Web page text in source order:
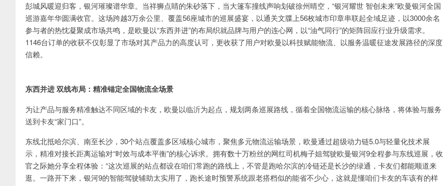
彭城风暖迎归客，银河璀璨谱华章。当祥狮点睛的朱砂落下，当大篷车撞线声响划破徐州晴空，“银河耀世 智创未来”欧曼银河全国
巡游嘉年华圆满收官。这场跨越3万余公里、覆盖56座城市的巡展盛宴，以通关文牒上56枚城市印章串联起全域足迹，以3000余名
参与者的热忱凝聚成市场共鸣，是欧曼以“东西并进”的布局织就品牌与用户的连心网，以“油气同行”的矩阵回应行业升级需求。
1146台订单的收获不仅彰显了市场对其产品力的高度认可，更收获了用户对欧曼以科技赋能物流、以服务温暖征途发展路径的深度
信赖。
东西并进 双线布局：精准锚定全国物流全场景
为让产品与服务精准触达不同区域的卡友，欧曼以临沂为起点，规划两条巡展路线，循着全国物流运输的核心脉络，将体验与服务
送到卡友“家门口”。
东线北抵哈尔滨、南至长沙，30个站点覆盖多区域核心城市，聚焦多元物流运输场景，欧曼通过超级动力链5.0与轻量化技术展
示，精准对接长距离运输对“时效与成本平衡”的核心诉求。拥有数十万粉丝的网红司机梅子姐驾驶欧曼银河9全程参与东线巡展，收
官之际她分享全程体验：“这次巡展的站点都设在咱们常跑的路线上，不管是跑哈尔滨的冷链还是长沙的绿通，卡友们都能顺道来
逛。一路开下来，银河9的智能驾驶辅助太实用了，跑长途时预警系统跟老搭档似的能省不少心，这就是懂咱们卡友的车该有的样